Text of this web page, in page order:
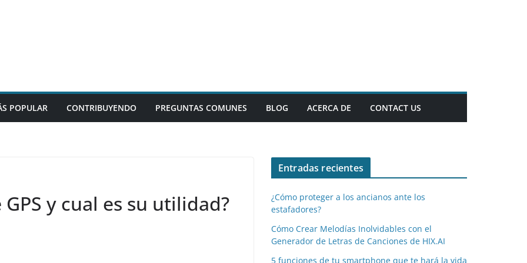
POPULAR CONTRIBUYENDO PREGUNTAS COMUNES BLOG ACERCA DE CONTACT US
y cual es su utilidad?
Entradas recientes
¿Cómo proteger a los ancianos ante los
estafadores?
Cómo Crear Melodías Inolvidables con el
Generador de Letras de Canciones de HIX.AI
5 funciones de tu smartphone que te hará la vida